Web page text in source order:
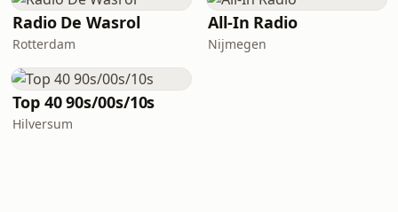
Radio De Wasrol
Rotterdam
All-In Radio
Nijmegen
Top 40 90s/00s/10s
Hilversum